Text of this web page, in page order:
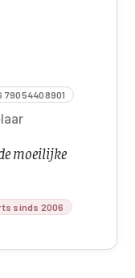
79054408901
moeilijke
sinds 2006